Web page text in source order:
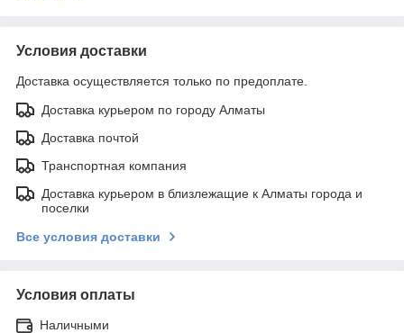
Условия доставки
Доставка осуществляется только по предоплате.
Доставка курьером по городу Алматы
Доставка почтой
Транспортная компания
Доставка курьером в близлежащие к Алматы города и
поселки
Все условия доставки
Условия оплаты
Наличными